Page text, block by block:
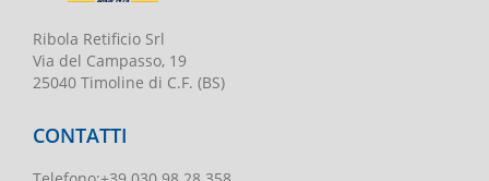
Ribola Retificio Srl
Via del Campasso, 19
25040 Timoline di C.F. (BS)
CONTATTI